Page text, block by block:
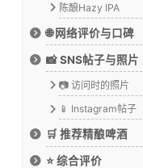
陈酿Hazy IPA
🌐 网络评价与口碑
📸 SNS帖子与照片
📷 访问时的照片
📱 Instagram帖子
🛒 推荐精酿啤酒
⭐ 综合评价